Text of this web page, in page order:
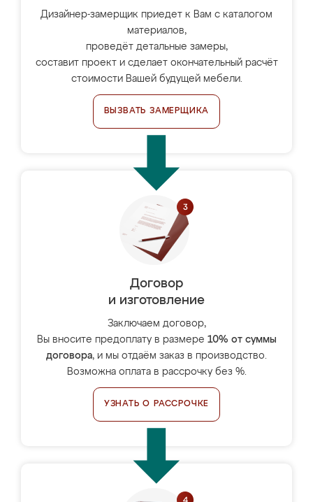
Дизайнер-замерщик приедет к Вам с каталогом
материалов,
проведёт детальные замеры,
составит проект и сделает окончательный расчёт
стоимости Вашей будущей мебели.
ВЫЗВАТЬ ЗАМЕРЩИКА
Договор
и изготовление
Заключаем договор,
Вы вносите предоплату в размере 10% от суммы
договора, и мы отдаём заказ в производство.
Возможна оплата в рассрочку без %.
УЗНАТЬ О РАССРОЧКЕ